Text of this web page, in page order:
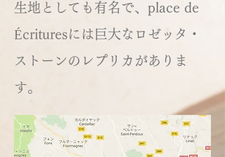
生地としても有名で、place de
Écrituresには巨大なロゼッタ・
ストーンのレプリカがありま
す。